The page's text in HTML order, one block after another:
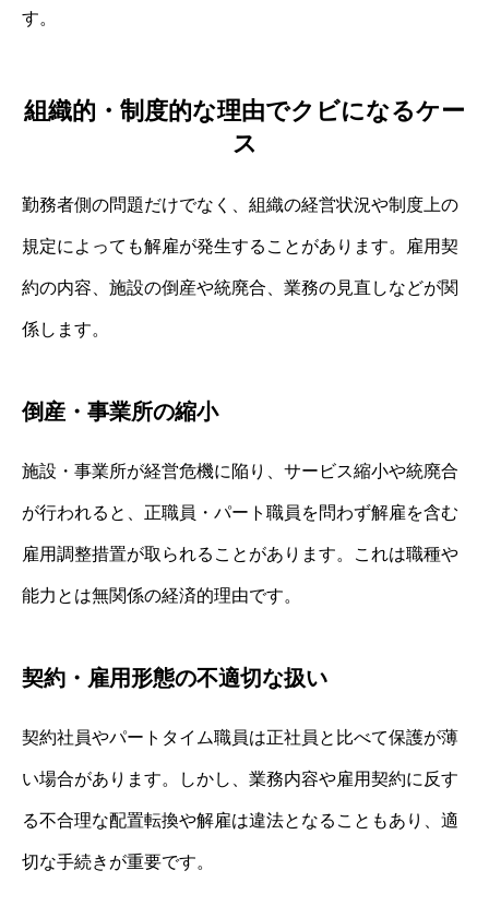
す。
組織的・制度的な理由でクビになるケー
ス
勤務者側の問題だけでなく、組織の経営状況や制度上の
規定によっても解雇が発生することがあります。雇用契
約の内容、施設の倒産や統廃合、業務の見直しなどが関
係します。
倒産・事業所の縮小
施設・事業所が経営危機に陥り、サービス縮小や統廃合
が行われると、正職員・パート職員を問わず解雇を含む
雇用調整措置が取られることがあります。これは職種や
能力とは無関係の経済的理由です。
契約・雇用形態の不適切な扱い
契約社員やパートタイム職員は正社員と比べて保護が薄
い場合があります。しかし、業務内容や雇用契約に反す
る不合理な配置転換や解雇は違法となることもあり、適
切な手続きが重要です。